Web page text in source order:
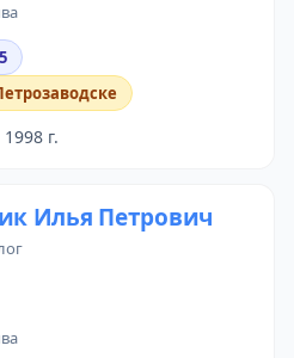
г.
Илья Петрович